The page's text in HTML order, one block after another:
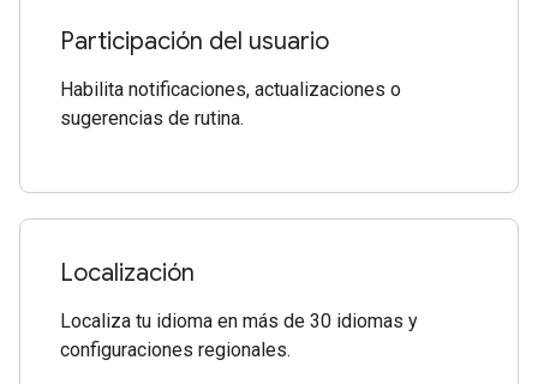
Participación del usuario
Habilita notificaciones, actualizaciones o
sugerencias de rutina.
Localización
Localiza tu idioma en más de 30 idiomas y
configuraciones regionales.